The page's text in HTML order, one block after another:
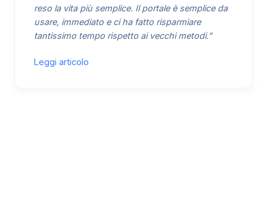
reso la vita più semplice. Il portale è semplice da
usare, immediato e ci ha fatto risparmiare
tantissimo tempo rispetto ai vecchi metodi.”
Leggi articolo